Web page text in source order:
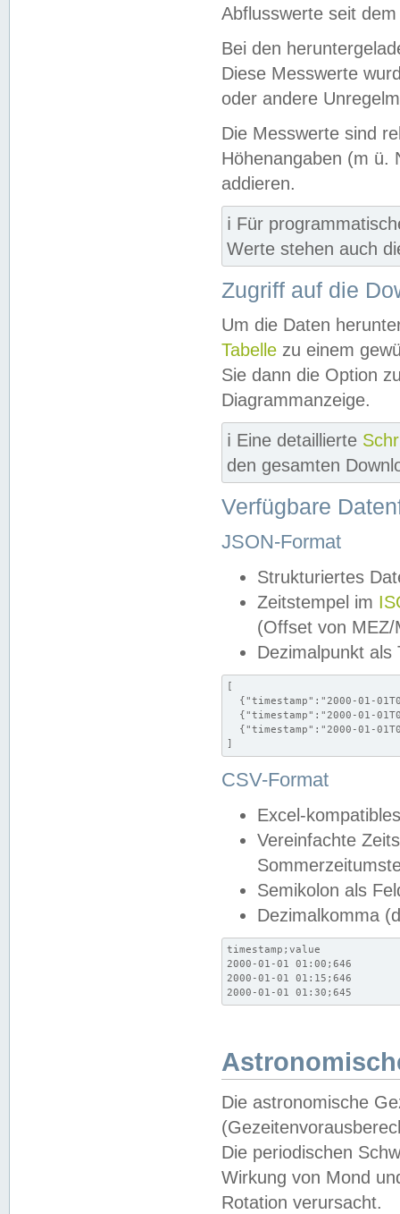
Abflusswerte seit
Bei den
Diese Messwerte
oder andere
Die Messwerte sind
Höhenangaben (m ü.
addieren.
ℹ️ Für
Werte stehen auch
Zugriff auf die
Um die Daten
Tabelle zu einem
Sie dann die Option
Diagrammanzeige.
ℹ️ Eine detaillierte
den gesamten
Verfügbare
JSON-Format
Strukturiertes
Zeitstempel im
(Offset von MEZ/
Dezimalpunkt als
[
{"timestamp":"2000-01-
{"timestamp":"2000-01-
{"timestamp":"2000-01-
]
CSV-Format
Excel-
Vereinfachte
Semikolon als
Dezimalkomma
timestamp;value
2000-01-01 01:00;646
2000-01-01 01:15;646
2000-01-01 01:30;645
Die astronomische
Die periodischen
Wirkung von Mond
Rotation verursacht.